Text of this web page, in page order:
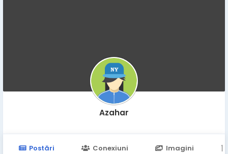
Azahar
Postări Conexiuni Imagini